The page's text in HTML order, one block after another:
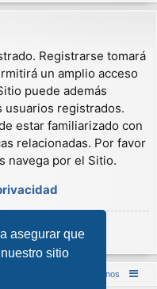
asegurar que
sitio
Registrarse tomará
un amplio acceso
puede además
usuarios registrados.
estar familiarizado con
relacionadas. Por favor
navega por el Sitio.
Contáctenos